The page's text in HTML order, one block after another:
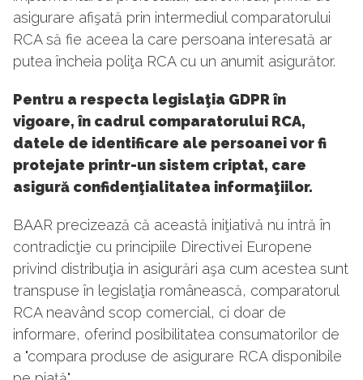
asigurare afişată prin intermediul comparatorului
RCA să fie aceea la care persoana interesată ar
putea încheia poliţa RCA cu un anumit asigurător.
Pentru a respecta legislaţia GDPR în
vigoare, în cadrul comparatorului RCA,
datele de identificare ale persoanei vor fi
protejate printr-un sistem criptat, care
asigură confidenţialitatea informaţiilor.
BAAR precizează că această iniţiativă nu intră în
contradicţie cu principiile Directivei Europene
privind distribuţia in asigurări aşa cum acestea sunt
transpuse în legislaţia românească, comparatorul
RCA neavând scop comercial, ci doar de
informare, oferind posibilitatea consumatorilor de
a "compara produse de asigurare RCA disponibile